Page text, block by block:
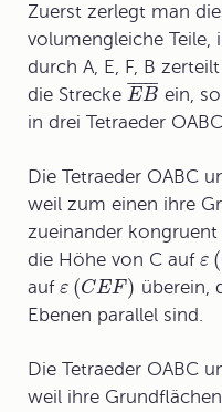
Zuerst zerlegt man
volumengleiche Teile,
durch A, E, F, B
die Strecke EB
¯ ¯
¯¯¯ ein,
in drei Tetraeder
Die Tetraeder OABC
weil zum einen ihre
zueinander
die Höhe von C auf ε (
auf ε (CEF) überein,
Ebenen parallel sind.
Die Tetraeder OABC
weil ihre